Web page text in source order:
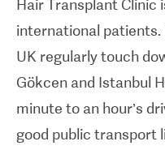
various reliable
that are accredited
personalised
Hair Transplant Clinic
international
UK regularly touch
Gökcen and Istanbul
minute to an hour’s
good public transport